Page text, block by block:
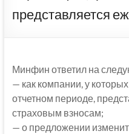
представляется
Минфин ответил на
— как компании, у
отчетном периоде,
страховым взносам;
— о предложении